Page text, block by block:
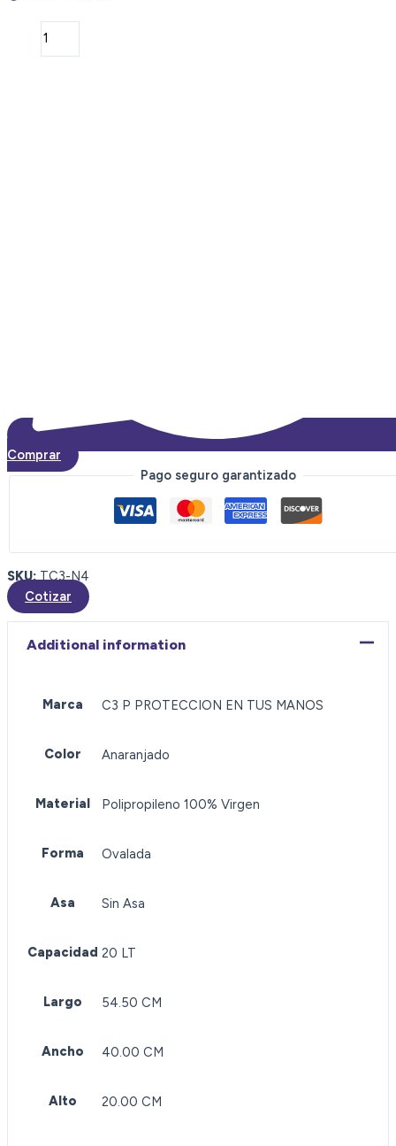
Comprar
Pago seguro garantizado
SKU: TC3-N4
Cotizar
Additional information
Marca C3 P PROTECCION EN TUS MANOS
Color Anaranjado
Material Polipropileno 100% Virgen
Forma Ovalada
Asa Sin Asa
Capacidad 20 LT
Largo 54.50 CM
Ancho 40.00 CM
Alto 20.00 CM